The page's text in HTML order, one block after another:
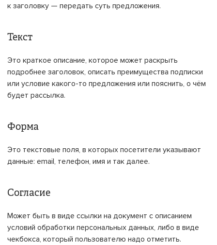
к заголовку — передать суть предложения.
Текст
Это краткое описание, которое может раскрыть
подробнее заголовок, описать преимущества подписки
или условие какого-то предложения или пояснить, о чём
будет рассылка.
Форма
Это текстовые поля, в которых посетители указывают
данные: email, телефон, имя и так далее.
Согласие
Может быть в виде ссылки на документ с описанием
условий обработки персональных данных, либо в виде
чекбокса, который пользователю надо отметить.